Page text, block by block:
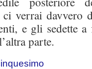
verrai davvero
e gli sedette
parte.